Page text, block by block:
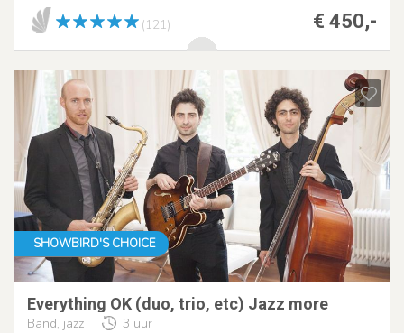
€ 450,-
(121)
SHOWBIRD'S CHOICE
Everything OK (duo, trio, etc) Jazz more
Band, jazz 3 uur